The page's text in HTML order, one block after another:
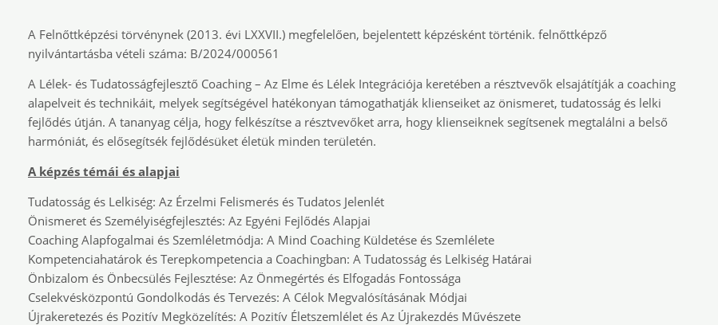
A Felnőttképzési törvénynek (2013. évi LXXVII.) megfelelően, bejelentett képzésként történik. felnőttképző
nyilvántartásba vételi száma: B/2024/000561
A Lélek- és Tudatosságfejlesztő Coaching – Az Elme és Lélek Integrációja keretében a résztvevők elsajátítják a coaching
alapelveit és technikáit, melyek segítségével hatékonyan támogathatják klienseiket az önismeret, tudatosság és lelki
fejlődés útján. A tananyag célja, hogy felkészítse a résztvevőket arra, hogy klienseiknek segítsenek megtalálni a belső
harmóniát, és elősegítsék fejlődésüket életük minden területén.
A képzés témái és alapjai
Tudatosság és Lelkiség: Az Érzelmi Felismerés és Tudatos Jelenlét
Önismeret és Személyiségfejlesztés: Az Egyéni Fejlődés Alapjai
Coaching Alapfogalmai és Szemléletmódja: A Mind Coaching Küldetése és Szemlélete
Kompetenciahatárok és Terepkompetencia a Coachingban: A Tudatosság és Lelkiség Határai
Önbizalom és Önbecsülés Fejlesztése: Az Önmegértés és Elfogadás Fontossága
Cselekvésközpontú Gondolkodás és Tervezés: A Célok Megvalósításának Módjai
Újrakeretezés és Pozitív Megközelítés: A Pozitív Életszemlélet és Az Újrakezdés Művészete